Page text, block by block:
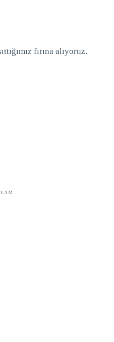
fırına alıyoruz.